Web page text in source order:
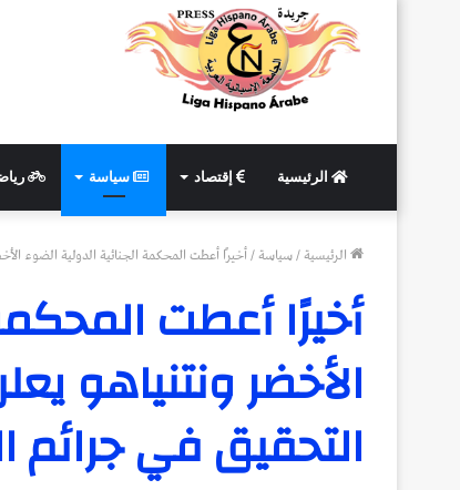
الرئيسية إقتصاد سياسة
الرئيسية/سياسة/أخيرًا أعطت المحكمة الجنائية الدولية الضوء
أخيرًا أعطت
الأخضر ونتنياهو
التحقيق في جرائم